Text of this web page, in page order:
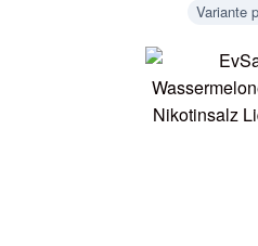
Variante